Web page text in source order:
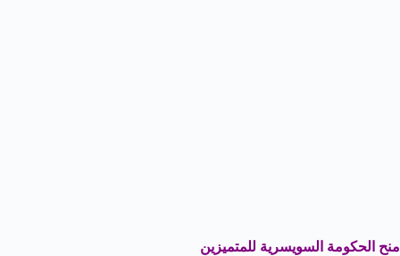
منح الحكومة السويسرية للمتميزين